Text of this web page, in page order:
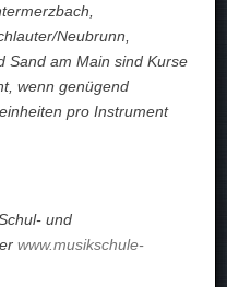
Neubrunn,
Sand am Main sind Kurse
wenn genügend
pro Instrument
und
www.musikschule-